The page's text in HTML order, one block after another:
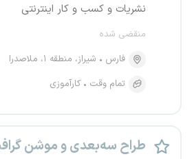
نشریات و کسب و کار اینترنتی
منقضی شده
فارس
شیراز، منطقه ۱، ملاصدرا
تمام وقت
کارآموزی
طراح سه‌بعدی و موشن